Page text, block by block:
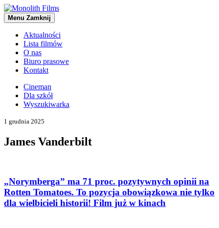
Menu Zamknij
Aktualności
Lista filmów
O nas
Biuro prasowe
Kontakt
Cineman
Dla szkół
Wyszukiwarka
1 grudnia 2025
James Vanderbilt
„Norymberga” ma 71 proc. pozytywnych opinii na
Rotten Tomatoes. To pozycja obowiązkowa nie tylko
dla wielbicieli historii! Film już w kinach